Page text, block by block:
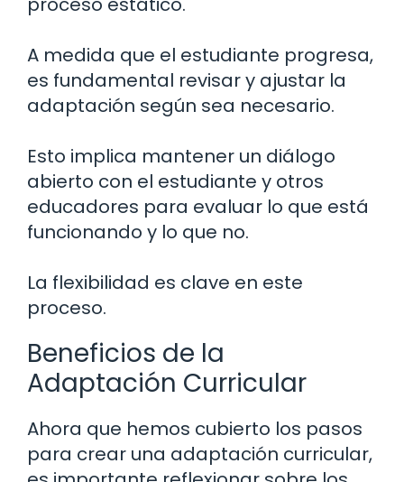
A medida que el estudiante progresa,
es fundamental revisar y ajustar la
adaptación según sea necesario.
Esto implica mantener un diálogo
abierto con el estudiante y otros
educadores para evaluar lo que está
funcionando y lo que no.
La flexibilidad es clave en este
proceso.
Beneficios de la
Adaptación Curricular
Ahora que hemos cubierto los pasos
para crear una adaptación curricular,